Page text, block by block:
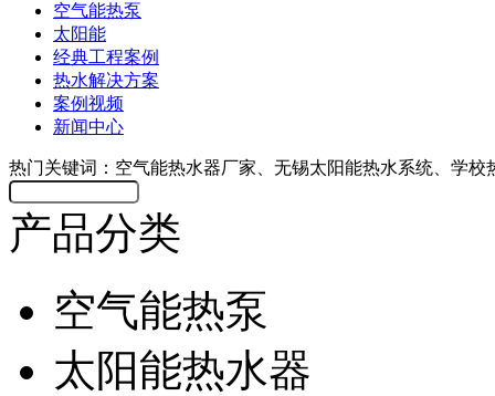
空气能热泵
太阳能
经典工程案例
热水解决方案
案例视频
新闻中心
热门关键词：空气能热水器厂家、无锡太阳能热水系统、学校
产品分类
空气能热泵
太阳能热水器